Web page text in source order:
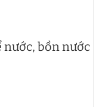
nước, bồn nước